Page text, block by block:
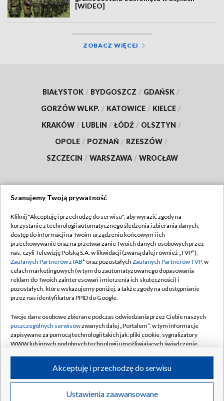
[WIDEO]
ZOBACZ WIĘCEJ
BIAŁYSTOK / BYDGOSZCZ / GDAŃSK /
GORZÓW WLKP. / KATOWICE / KIELCE /
KRAKÓW / LUBLIN / ŁÓDŹ / OLSZTYN /
OPOLE / POZNAŃ / RZESZÓW /
SZCZECIN / WARSZAWA / WROCŁAW
TVP
Abonament TVP
Emisja w TVP
Centrum informacji TVP
Naziemna Telewizja Cyfrowa
Rada Programowa
System NOS
Informacje o nadawcy
Program dla prasy
Regulamin TVP
Polityka prywatności
Moje zgody
Pomoc
Kontakt
Kanały
©2026 Telewizja Polska S.A. w likwidacji
Szanujemy Twoją prywatność
Kliknij "Akceptuję i przechodzę do serwisu", aby wyrazić zgody na
korzystanie z technologii automatycznego śledzenia i zbierania danych,
dostęp do informacji na Twoim urządzeniu końcowym i ich
przechowywanie oraz na przetwarzanie Twoich danych osobowych przez
nas, czyli Telewizję Polską S.A. w likwidacji (zwaną dalej również „TVP”),
Zaufanych Partnerów z IAB* oraz pozostałych Zaufanych Partnerów TVP, w
celach marketingowych (w tym do zautomatyzowanego dopasowania
reklam do Twoich zainteresowań i mierzenia ich skuteczności) i
pozostałych, które wskazujemy poniżej, a także zgody na udostępnianie
przez nas identyfikatora PPID do Google.
Twoje dane osobowe zbierane podczas odwiedzania przez Ciebie naszych
poszczególnych serwisówzwanych dalej „Portalem”, w tym informacje
zapisywane za pomocą technologii takich jak: pliki cookie, sygnalizatory
WWW lub innych podobnych technologii umożliwiających świadczenie
ruchu w Internecie.
Twoje dane osobowe zbierane podczas odwiedzania przez Ciebie
poszczególnych serwisówna Portalu, takie jak adresy IP, identyfikatory
Ustawienia zaawansowane
Akceptuję i przechodzę do serwisu